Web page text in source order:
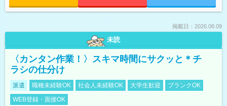
掲載日：2026.08.09
未読
〈カンタン作業！〉スキマ時間にサクッと＊チ
ラシの仕分け
派遣 職種未経験OK 社会人未経験OK 大学生歓迎
ブランクOK
WEB登録・面接OK